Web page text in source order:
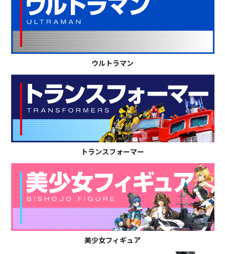
ウルトラマン
トランスフォーマー
美少女フィギュア